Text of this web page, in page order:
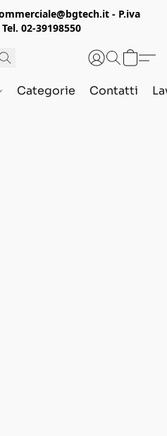
- P.iva
02-39198550
Categorie Contatti